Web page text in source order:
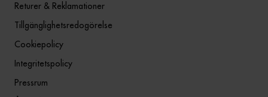
Returer & Reklamationer
Tillgänglighetsredogörelse
Cookiepolicy
Integritetspolicy
Pressrum